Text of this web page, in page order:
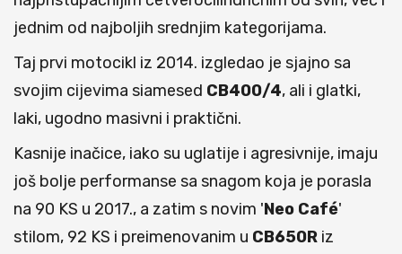
jednim od najboljih srednjim kategorijama.
Taj prvi motocikl iz 2014. izgledao je sjajno sa
svojim cijevima siamesed CB400/4, ali i glatki,
laki, ugodno masivni i praktični.
Kasnije inačice, iako su uglatije i agresivnije, imaju
još bolje performanse sa snagom koja je porasla
na 90 KS u 2017., a zatim s novim 'Neo Café'
stilom, 92 KS i preimenovanim u CB650R iz